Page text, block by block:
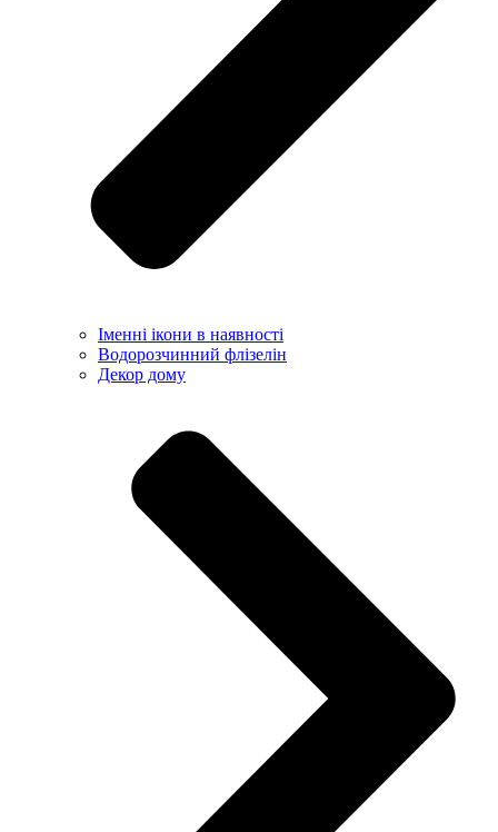
Іменні ікони в наявності
Водорозчинний флізелін
Декор дому